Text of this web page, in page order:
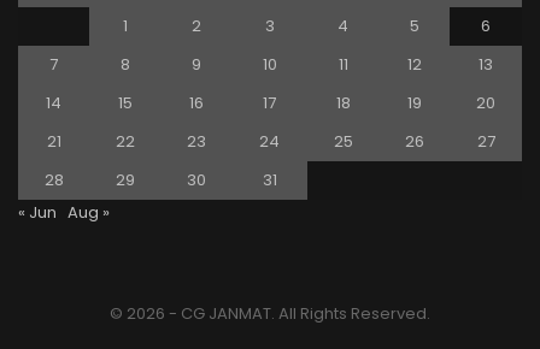
1
2 3 4 5
6
7
8 9 10 11 12
13
14
15 16 17 18 19
20
21
22 23 24 25 26
27
28
29 30
31
« Jun Aug »
© 2026 - CG JANMAT. All Rights Reserved.